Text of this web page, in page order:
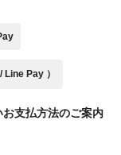
Line Pay ）
お支払方法のご案内